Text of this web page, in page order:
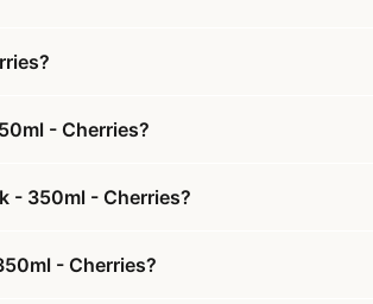
- Cherries?
- 350ml - Cherries?
- Cherries?